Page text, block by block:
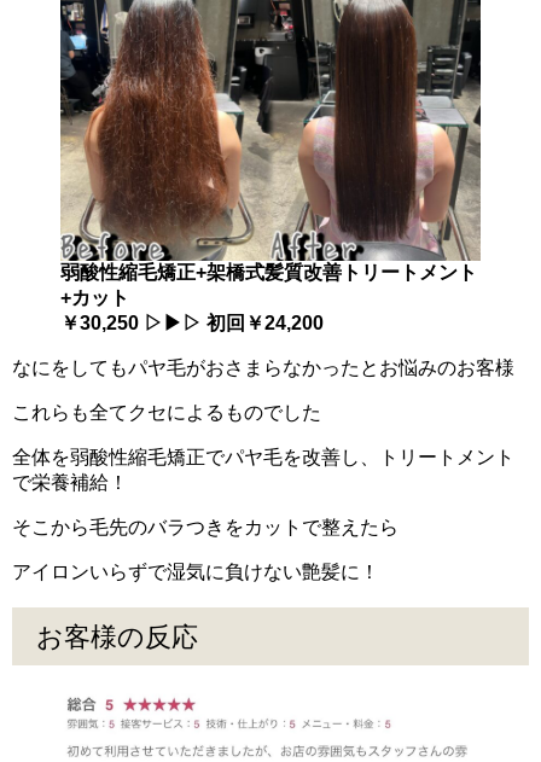
弱酸性縮毛矯正+架橋式髪質改善トリートメント
+カット
￥30,250 ▷▶▷ 初回￥24,200
なにをしてもパヤ毛がおさまらなかったとお悩みのお客様
これらも全てクセによるものでした
全体を弱酸性縮毛矯正でパヤ毛を改善し、トリートメント
で栄養補給！
そこから毛先のバラつきをカットで整えたら
アイロンいらずで湿気に負けない艶髪に！
お客様の反応